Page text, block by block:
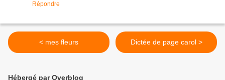
Répondre
< mes fleurs Dictée de page carol >
Hébergé par Overblog